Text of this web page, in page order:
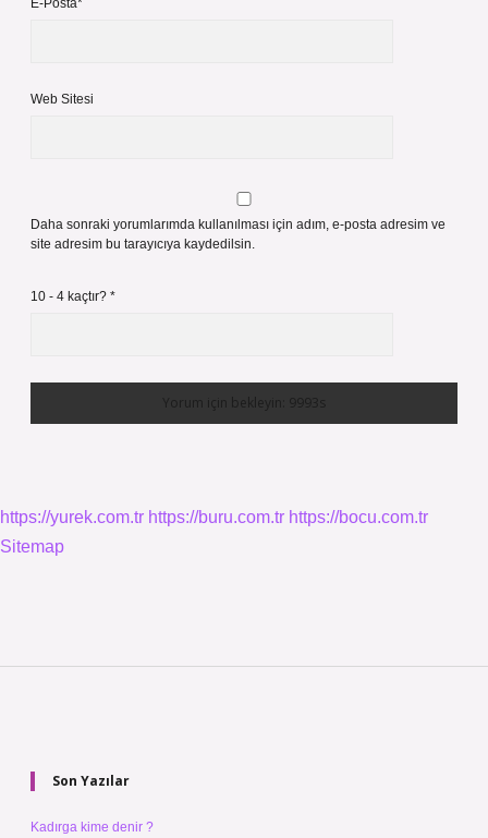
E-Posta*
Web Sitesi
Daha sonraki yorumlarımda kullanılması için adım, e-posta adresim ve
site adresim bu tarayıcıya kaydedilsin.
10 - 4 kaçtır? *
https://yurek.com.tr https://buru.com.tr https://bocu.com.tr
Sitemap
Son Yazılar
Kadırga kime denir ?